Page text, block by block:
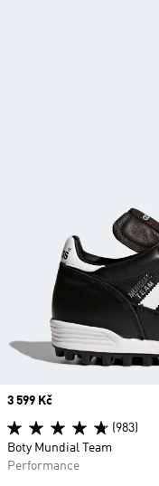
Price
3 599 Kč
(983)
Boty Mundial Team
Performance